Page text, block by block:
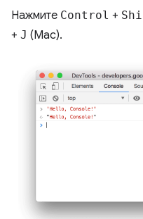
Нажмите Control +
+ J (Mac).